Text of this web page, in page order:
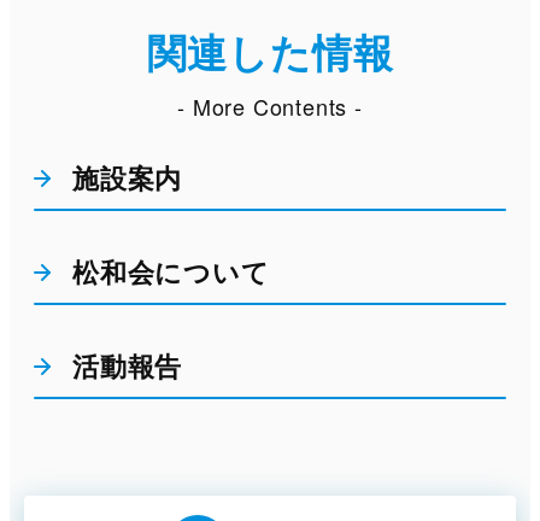
関連した情報
- More Contents -
施設案内
松和会について
活動報告